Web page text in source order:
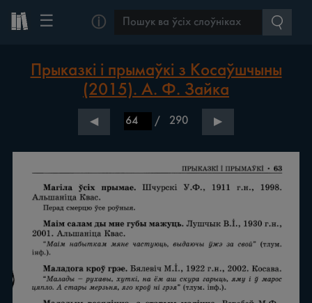
☰ ⓘ
Прыказкі і прымаўкі з Косаўшчыны
(2015). А. Ф. Зайка
◀ / 290 ▶